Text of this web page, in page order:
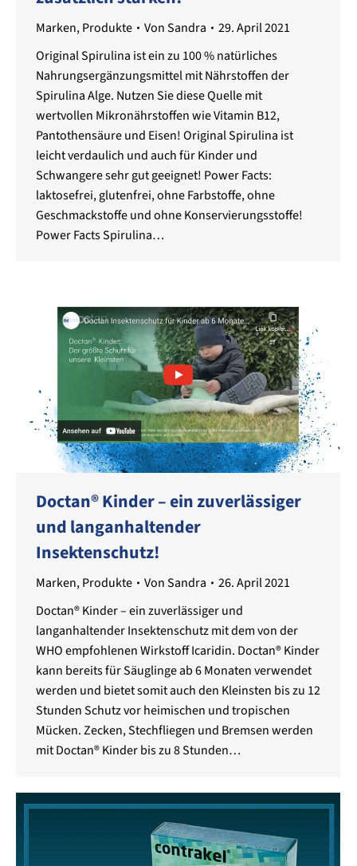
Marken,Produkte VonSandra
29. April 2021
Original Spirulina ist ein zu 100 % natürliches
Nahrungsergänzungsmittel mit Nährstoffen der
Spirulina Alge. Nutzen Sie diese Quelle mit
wertvollen Mikronährstoffen wie Vitamin B12,
Pantothensäure und Eisen! Original Spirulina ist
leicht verdaulich und auch für Kinder und
Schwangere sehr gut geeignet! Power Facts:
laktosefrei, glutenfrei, ohne Farbstoffe, ohne
Geschmackstoffe und ohne Konservierungsstoffe!
Power Facts Spirulina…
Doctan® Kinder – ein zuverlässiger
und langanhaltender
Insektenschutz!
Marken,Produkte VonSandra
26. April 2021
Doctan® Kinder – ein zuverlässiger und
langanhaltender Insektenschutz mit dem von der
WHO empfohlenen Wirkstoff Icaridin. Doctan® Kinder
kann bereits für Säuglinge ab 6 Monaten verwendet
werden und bietet somit auch den Kleinsten bis zu 12
Stunden Schutz vor heimischen und tropischen
Mücken. Zecken, Stechfliegen und Bremsen werden
mit Doctan® Kinder bis zu 8 Stunden…